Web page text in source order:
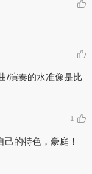
/演奏的水准像是比
1
的特色，豪庭！